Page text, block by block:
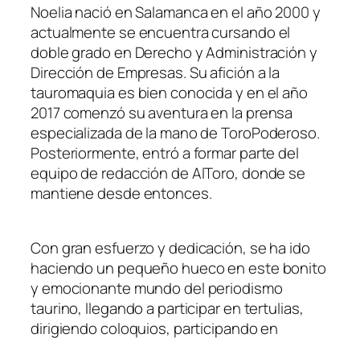
Noelia nació en Salamanca en el año 2000 y
actualmente se encuentra cursando el
doble grado en Derecho y Administración y
Dirección de Empresas. Su afición a la
tauromaquia es bien conocida y en el año
2017 comenzó su aventura en la prensa
especializada de la mano de ToroPoderoso.
Posteriormente, entró a formar parte del
equipo de redacción de AlToro, donde se
mantiene desde entonces.
Con gran esfuerzo y dedicación, se ha ido
haciendo un pequeño hueco en este bonito
y emocionante mundo del periodismo
taurino, llegando a participar en tertulias,
dirigiendo coloquios, participando en